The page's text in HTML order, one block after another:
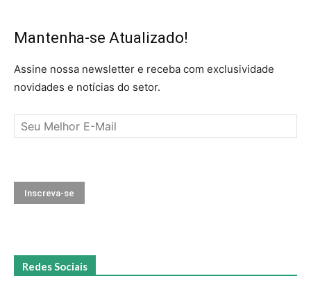
Newsletter
Mantenha-se Atualizado!
Assine nossa newsletter e receba com exclusividade